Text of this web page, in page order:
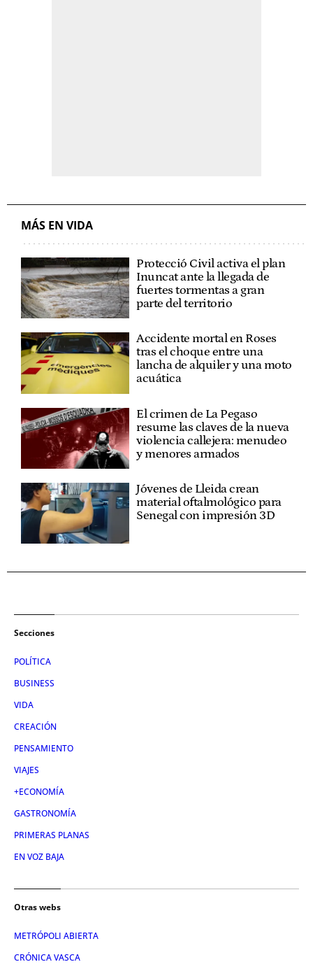
MÁS EN VIDA
Protecció Civil activa el plan
Inuncat ante la llegada de
fuertes tormentas a gran
parte del territorio
Accidente mortal en Roses
tras el choque entre una
lancha de alquiler y una moto
acuática
El crimen de La Pegaso
resume las claves de la nueva
violencia callejera: menudeo
y menores armados
Jóvenes de Lleida crean
material oftalmológico para
Senegal con impresión 3D
Secciones
POLÍTICA
BUSINESS
VIDA
CREACIÓN
PENSAMIENTO
VIAJES
+ECONOMÍA
GASTRONOMÍA
PRIMERAS PLANAS
EN VOZ BAJA
Otras webs
METRÓPOLI ABIERTA
CRÓNICA VASCA